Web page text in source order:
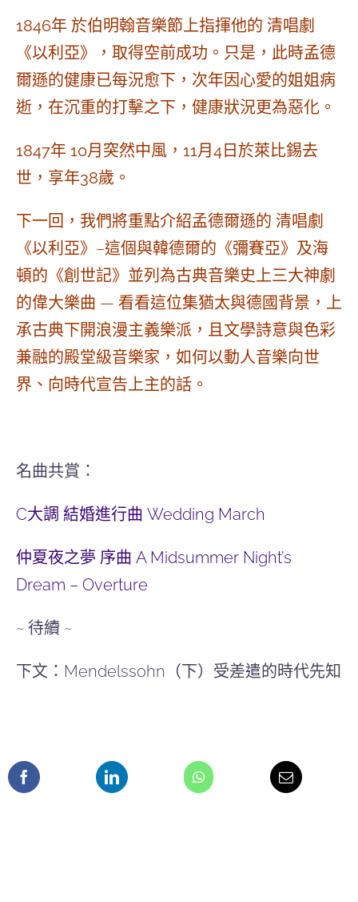
1846年 於伯明翰音樂節上指揮他的 清唱劇
《以利亞》
，取得空前成功。只是，此時孟德
爾遜的健康已每況愈下，次年因心愛的姐姐病
逝，在沉重的打擊之下，健康狀況更為惡化。
1847年 10月突然中風，11月4日於萊比錫去
世，享年38歲。
下一回，我們將重點介紹孟德爾遜的 清唱劇
《以利亞》 –這個與韓德爾的《彌賽亞》及海
頓的《創世記》並列為古典音樂史上三大神劇
的偉大樂曲 — 看看這位集猶太與德國背景，上
承古典下開浪漫主義樂派，且文學詩意與色彩
兼融的殿堂級音樂家，如何以動人音樂向世
界、向時代宣告上主的話。
名曲共賞：
C大調 結婚進行曲 Wedding March
仲夏夜之夢 序曲 A Midsummer Night’s
Dream – Overture
~ 待續 ~
下文：Mendelssohn（下）受差遣的時代先知